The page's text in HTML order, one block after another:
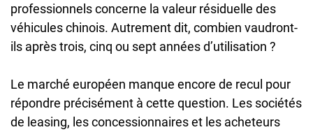
professionnels concerne la valeur résiduelle des
véhicules chinois. Autrement dit, combien vaudront-
ils après trois, cinq ou sept années d’utilisation ?
Le marché européen manque encore de recul pour
répondre précisément à cette question. Les sociétés
de leasing, les concessionnaires et les acheteurs